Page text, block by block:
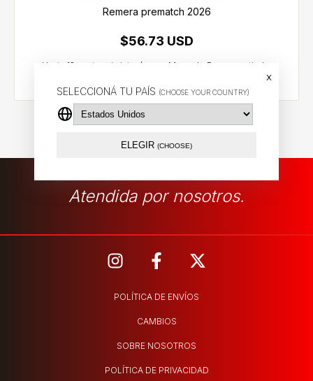
SELECCIONÁ TU PAÍS (CHOOSE YOUR COUNTRY)
x
ELEGIR (CHOOSE)
Remera prematch 2026
$56.73 USD
Atendida por nosotros.
POLÍTICA DE ENVÍOS
CAMBIOS
SOBRE NOSOTROS
POLÍTICA DE PRIVACIDAD